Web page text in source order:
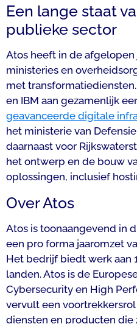
Een lange staat
publieke sector
Atos heeft in de
ministeries en
met
en IBM aan gezamenlijk
geavanceerde digitale
het ministerie van
daarnaast voor
het ontwerp en de bouw
oplossingen, inclusief
Over Atos
Atos is toonaangevend in
een pro forma jaaromzet
Het bedrijf biedt werk aan
landen. Atos is de
Cybersecurity en High
vervult een
diensten en producten die